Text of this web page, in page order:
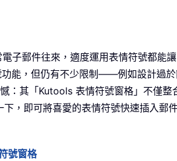
子郵件往來，適度運用表情符號都能
能，但仍有不少限制——例如設計過
：其「Kutools 表情符號窗格」不僅
，即可將喜愛的表情符號快速插入郵
號窗格